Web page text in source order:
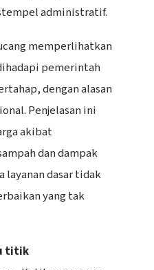
administratif.
memperlihatkan
pemerintah
dengan alasan
Penjelasan ini
akibat
dan dampak
layanan dasar tidak
yang tak
titik